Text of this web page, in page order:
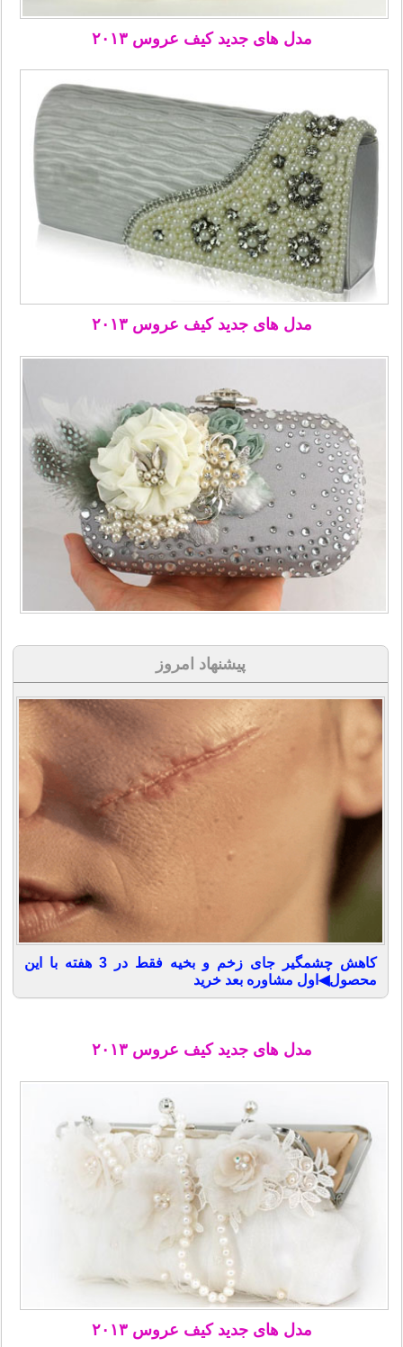
مدل های جدید کیف عروس ۲۰۱۳
مدل های جدید کیف عروس ۲۰۱۳
پیشنهاد امروز
کاهش چشمگیر جای زخم و بخیه فقط در 3 هفته با این
محصول◀اول مشاوره بعد خرید
مدل های جدید کیف عروس ۲۰۱۳
مدل های جدید کیف عروس ۲۰۱۳